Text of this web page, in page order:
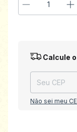
Entregas para o
Calcule
Não sei meu